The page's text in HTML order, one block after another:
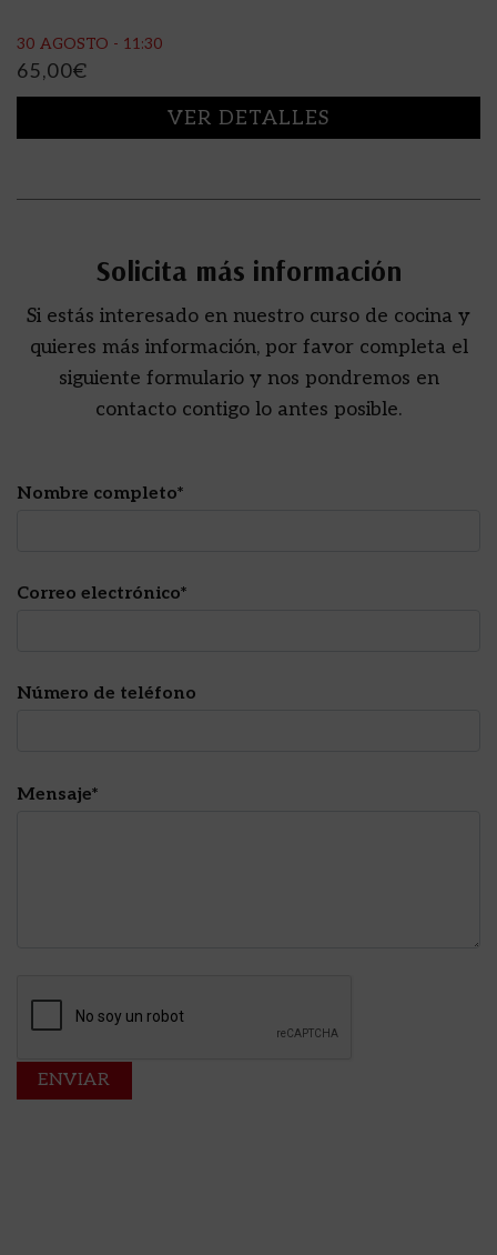
30 AGOSTO - 11:30
65,00€
VER DETALLES
Solicita más información
Si estás interesado en nuestro curso de cocina y
quieres más información, por favor completa el
siguiente formulario y nos pondremos en
contacto contigo lo antes posible.
Nombre completo*
Correo electrónico*
Número de teléfono
Mensaje*